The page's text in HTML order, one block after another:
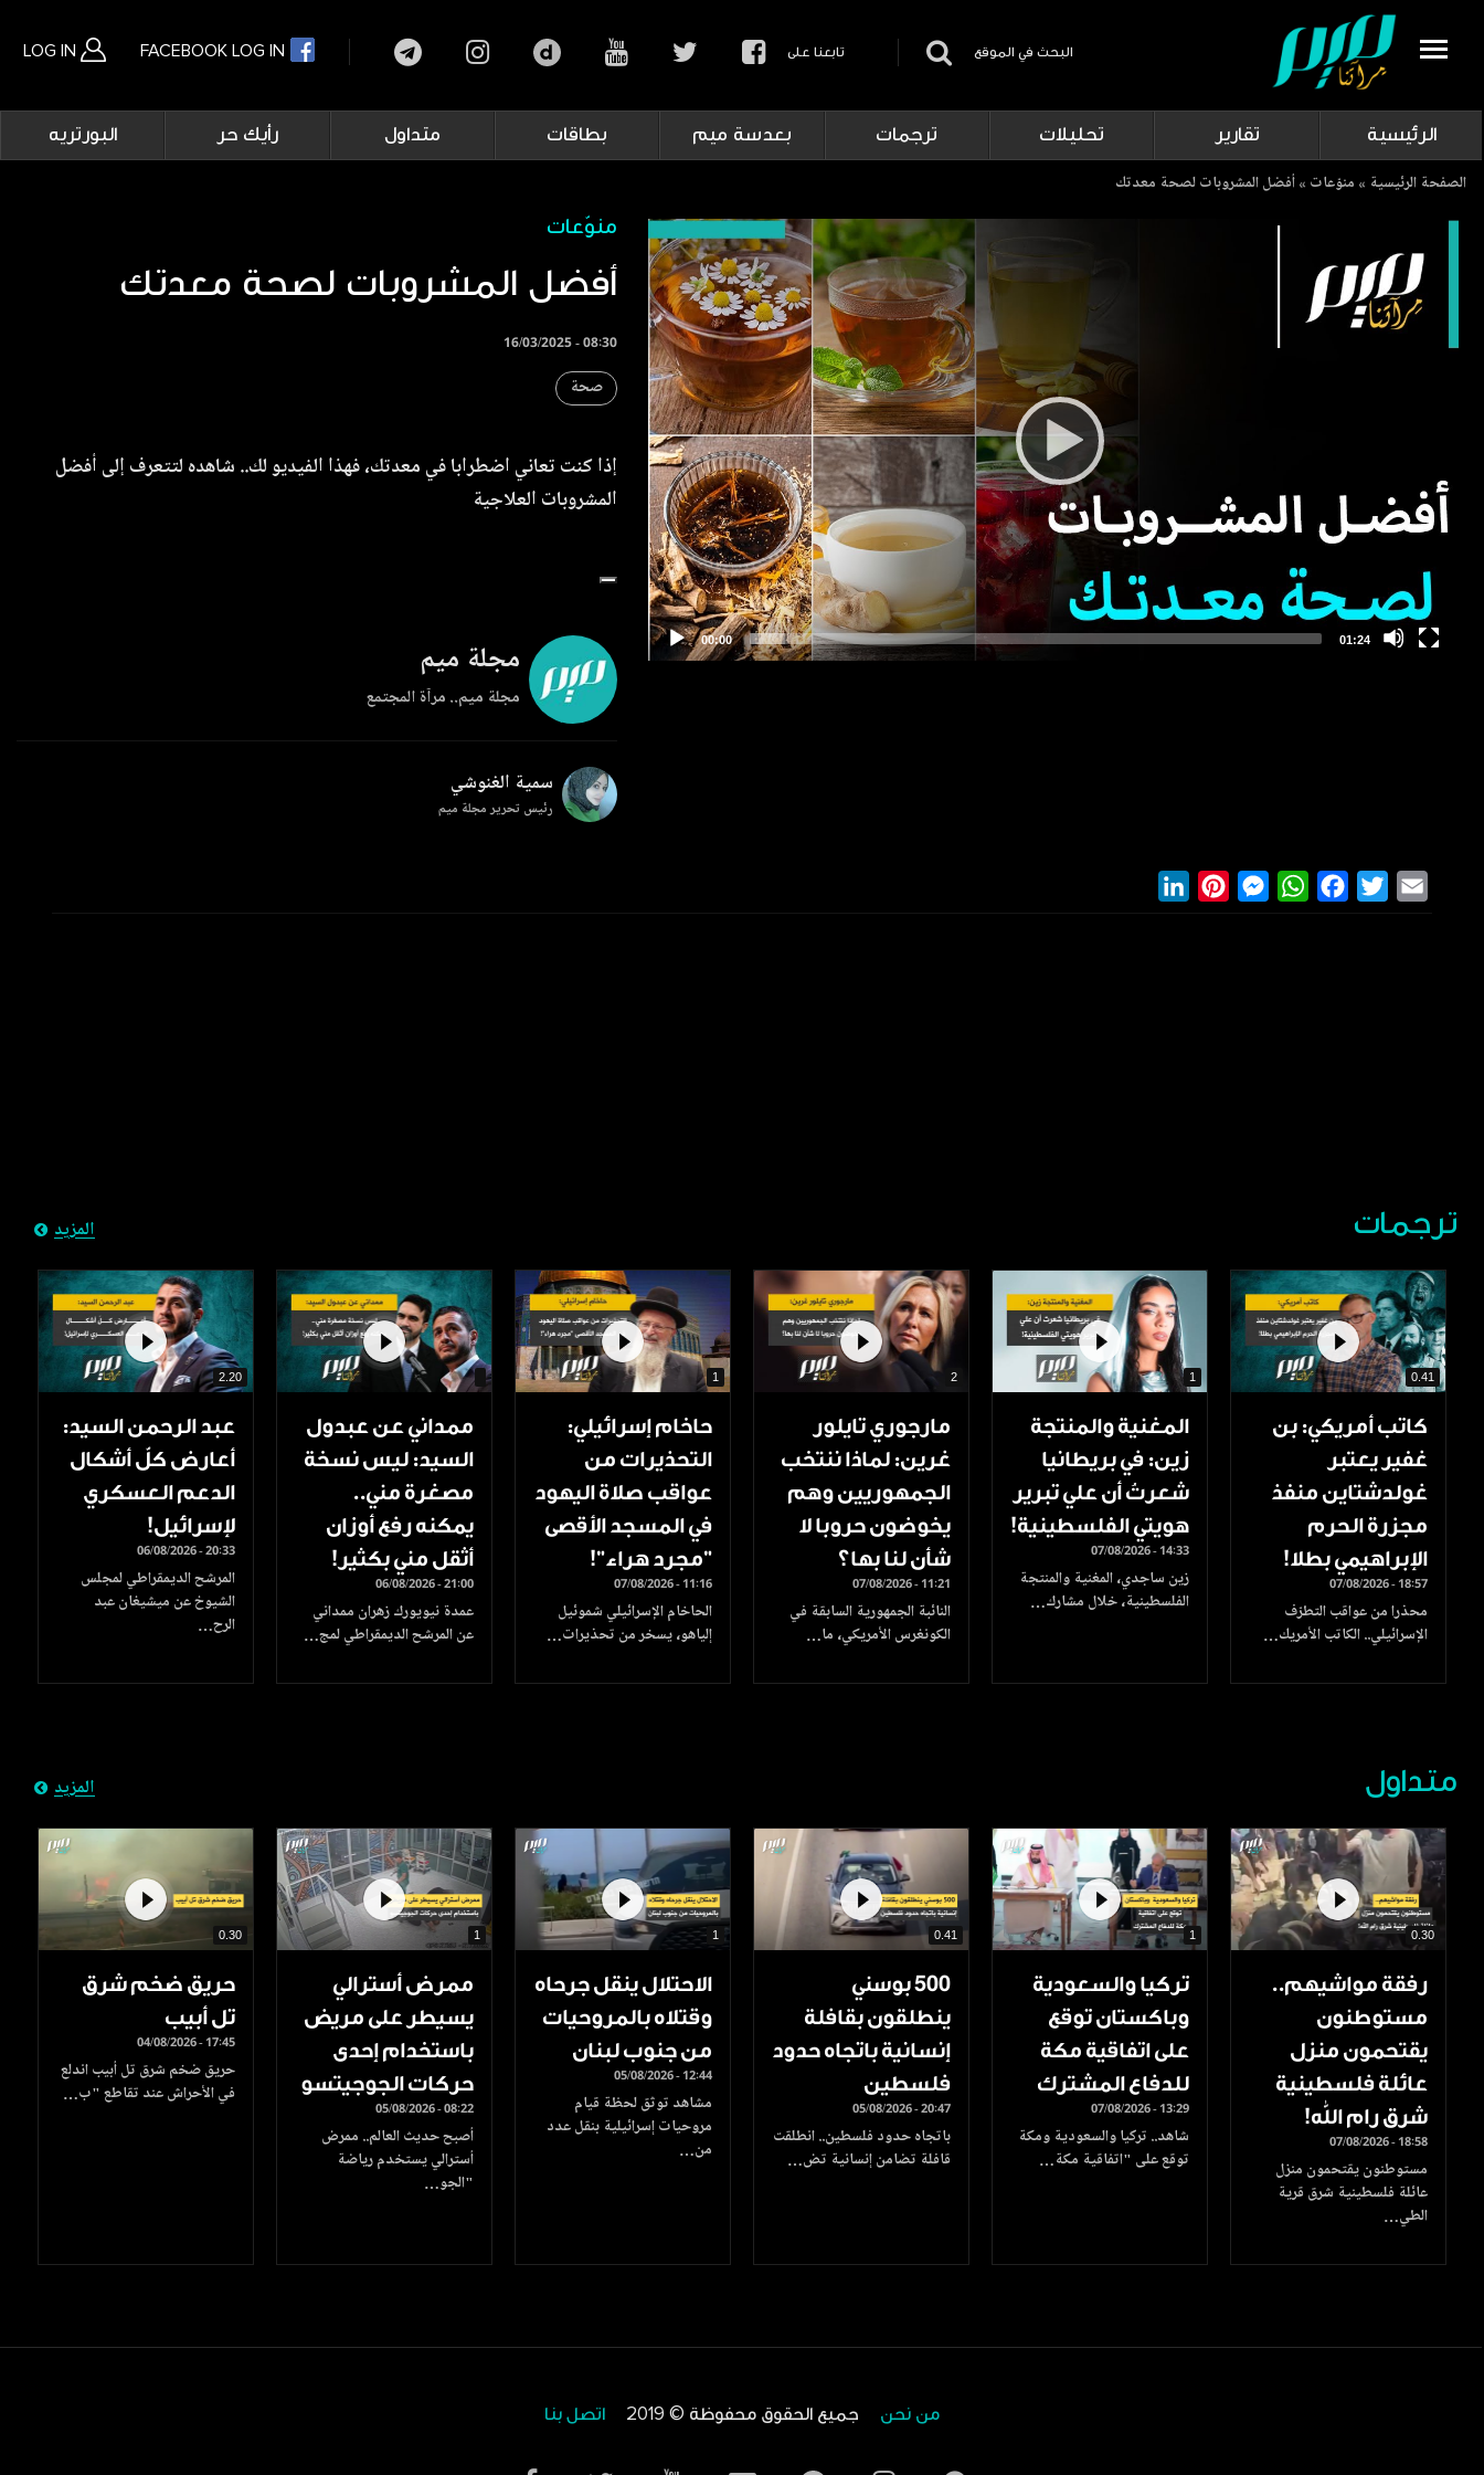
LOG IN FACEBOOK LOG IN البحث في الموقع تابعنا على
Main
navigation
الرئيسية تقارير تحليلات ترجمات بعدسة ميم بطاقات متداول رأيك حر البورتريه
Breadcrumb
الصفحة الرئيسية منوّعات أفضل المشروبات لصحة معدتك
منوّعات
أفضل المشروبات لصحة معدتك
16/03/2025 - 08:30
صحة
إذا كنت تعاني اضطرابا في معدتك، فهذا الفيديو لك.. شاهده لتتعرف إلى أفضل
المشروبات العلاجية
مجلة ميم
مجلة ميم.. مرآة المجتمع
سمية الغنوشي
رئيس تحرير مجلة ميم
LinkedInPinterestMessengerWhatsAppFacebook
Twitter
ترجمات المزيد
0.41
كاتب أمريكي: بن
غفير يعتبر
غولدشتاين منفذ
مجزرة الحرم
الإبراهيمي بطلا!
07/08/2026 - 18:57
محذرا من عواقب التطرّف
الإسرائيلي.. الكاتب الأمريك…
1
المغنية والمنتجة
زين: في بريطانيا
شعرتُ أن علي تبرير
هويتي الفلسطينية!
07/08/2026 - 14:33
زين ساجدي، المغنية والمنتجة
الفلسطينية، خلال مشارك…
2
مارجوري تايلور
غرين: لماذا ننتخب
الجمهوريين وهم
يخوضون حروبا لا
شأن لنا بها؟
07/08/2026 - 11:21
النائبة الجمهورية السابقة في
الكونغرس الأمريكي، ما…
1
حاخام إسرائيلي:
التحذيرات من
عواقب صلاة اليهود
في المسجد الأقصى
"مجرد هراء"!
07/08/2026 - 11:16
الحاخام الإسرائيلي شموئيل
إلياهو، يسخر من تحذيرات…
ممداني عن عبدول
السيد: ليس نسخة
مصغرة مني..
يمكنه رفع أوزان
أثقل مني بكثير!
06/08/2026 - 21:00
عمدة نيويورك زهران ممداني
عن المرشح الديمقراطي لمج…
2.20
عبد الرحمن السيد:
أعارض كلّ أشكال
الدعم العسكري
لإسرائيل!
06/08/2026 - 20:33
المرشح الديمقراطي لمجلس
الشيوخ عن ميشيغان عبد
الرح…
متداول المزيد
0.30
رفقة مواشيهم..
مستوطنون
يقتحمون منزل
عائلة فلسطينية
شرق رام الله!
07/08/2026 - 18:58
مستوطنون يقتحمون منزل
عائلة فلسطينية شرق قرية
الطي…
1
تركيا والسعودية
وباكستان توقع
على اتفاقية مكة
للدفاع المشترك
07/08/2026 - 13:29
شاهد.. تركيا والسعودية ومكة
توقع على "اتفاقية مكة…
0.41
500 بوسني
ينطلقون بقافلة
إنسانية باتجاه حدود
فلسطين
05/08/2026 - 20:47
باتجاه حدود فلسطين.. انطلقت
قافلة تضامن إنسانية تض…
1
الاحتلال ينقل جرحاه
وقتلاه بالمروحيات
من جنوب لبنان
05/08/2026 - 12:44
مشاهد توثق لحظة قيام
مروحيات إسرائيلية بنقل عدد
من…
1
ممرض أسترالي
يسيطر على مريض
باستخدام إحدى
حركات الجوجيتسو
05/08/2026 - 08:22
أصبح حديث العالم.. ممرض
أسترالي يستخدم رياضة
"الجو…
0.30
حريق ضخم شرق
تل أبيب
04/08/2026 - 17:45
حريق ضخم شرق تل أبيب اندلع
في الأحراش عند تقاطع "ب…
من نحن جميع الحقوق محفوظة © 2019 اتصل بنا